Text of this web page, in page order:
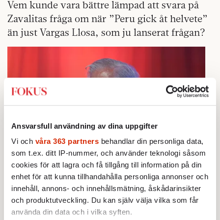
Ansvarsfull användning av dina uppgifter
Vi och våra 363 partners behandlar din personliga data,
som t.ex. ditt IP-nummer, och använder teknologi såsom
cookies för att lagra och få tillgång till information på din
enhet för att kunna tillhandahålla personliga annonser och
innehåll, annons- och innehållsmätning, åskådarinsikter
och produktutveckling. Du kan själv välja vilka som får
använda din data och i vilka syften.
Vem kunde vara bättre lämpad att svara på
Zavalitas fråga om när ”Peru gick åt helvete”
än just Vargas Llosa, som ju lanserat frågan?
Mario Vargas Llosa. Foto: AP
När jag intervjuade Vargas Llosa i hans hem i
Lima, före valet 1990, talade han om de